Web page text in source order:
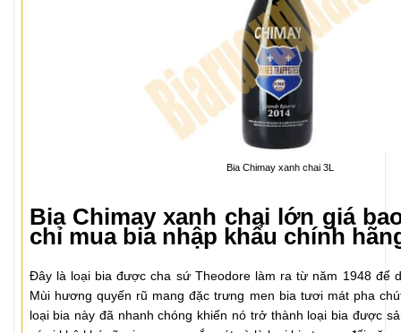
Bia Chimay xanh chai 3L
Bia Chimay xanh chai lớn giá
chỉ mua bia nhập khẩu chính
Đây là loại bia được cha sứ Theodore làm ra từ năm 1948 để
Mùi hương quyến rũ mang đặc trưng men bia tươi mát pha
loại bia này đã nhanh chóng khiến nó trở thành loại bia được